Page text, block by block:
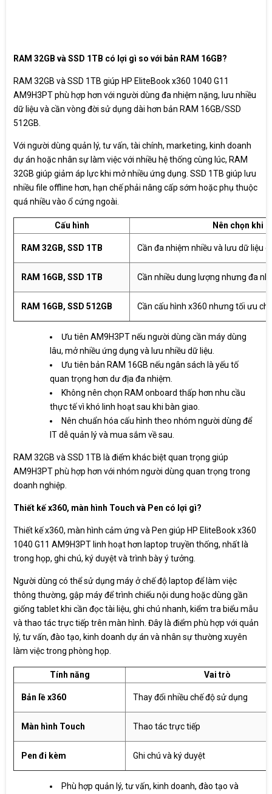
RAM 32GB và SSD 1TB có lợi gì so với bản RAM 16GB?
RAM 32GB và SSD 1TB giúp HP EliteBook x360 1040 G11
AM9H3PT phù hợp hơn với người dùng đa nhiệm nặng, lưu nhiều
dữ liệu và cần vòng đời sử dụng dài hơn bản RAM 16GB/SSD
512GB.
Với người dùng quản lý, tư vấn, tài chính, marketing, kinh doanh
dự án hoặc nhân sự làm việc với nhiều hệ thống cùng lúc, RAM
32GB giúp giảm áp lực khi mở nhiều ứng dụng. SSD 1TB giúp lưu
nhiều file offline hơn, hạn chế phải nâng cấp sớm hoặc phụ thuộc
quá nhiều vào ổ cứng ngoài.
Cấu hình Nên chọn khi
RAM 32GB, SSD 1TB Cần đa nhiệm nhiều và lưu dữ liệu
RAM 16GB, SSD 1TB Cần nhiều dung lượng nhưng đa
RAM 16GB, SSD 512GB Cần cấu hình x360 nhưng tối ưu chi
Ưu tiên AM9H3PT nếu người dùng cần máy dùng
lâu, mở nhiều ứng dụng và lưu nhiều dữ liệu.
Ưu tiên bản RAM 16GB nếu ngân sách là yếu tố
quan trọng hơn dư địa đa nhiệm.
Không nên chọn RAM onboard thấp hơn nhu cầu
thực tế vì khó linh hoạt sau khi bàn giao.
Nên chuẩn hóa cấu hình theo nhóm người dùng để
IT dễ quản lý và mua sắm về sau.
RAM 32GB và SSD 1TB là điểm khác biệt quan trọng giúp
AM9H3PT phù hợp hơn với nhóm người dùng quan trọng trong
doanh nghiệp.
Thiết kế x360, màn hình Touch và Pen có lợi gì?
Thiết kế x360, màn hình cảm ứng và Pen giúp HP EliteBook x360
1040 G11 AM9H3PT linh hoạt hơn laptop truyền thống, nhất là
trong họp, ghi chú, ký duyệt và trình bày ý tưởng.
Người dùng có thể sử dụng máy ở chế độ laptop để làm việc
thông thường, gập máy để trình chiếu nội dung hoặc dùng gần
giống tablet khi cần đọc tài liệu, ghi chú nhanh, kiểm tra biểu mẫu
và thao tác trực tiếp trên màn hình. Đây là điểm phù hợp với quản
lý, tư vấn, đào tạo, kinh doanh dự án và nhân sự thường xuyên
làm việc trong phòng họp.
Tính năng Vai trò
Bản lề x360 Thay đổi nhiều chế độ sử dụng
Màn hình Touch Thao tác trực tiếp
Pen đi kèm Ghi chú và ký duyệt
Phù hợp quản lý, tư vấn, kinh doanh, đào tạo và